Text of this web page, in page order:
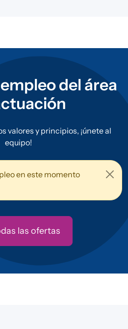
del área
valores y principios, ¡únete al
equipo!
en este momento
las ofertas